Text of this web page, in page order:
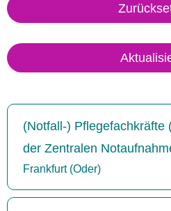
(Notfall-) Pflegefachkräfte
der Zentralen
Frankfurt (Oder)